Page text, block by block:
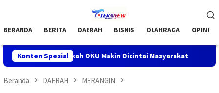
Mobile
BERANDA BERITA DAERAH BISNIS OLAHRAGA OPINI
Konten Spesial
Barokah OKU Makin Dicintai Masyarakat Bupati OKU H
Beranda DAERAH MERANGIN